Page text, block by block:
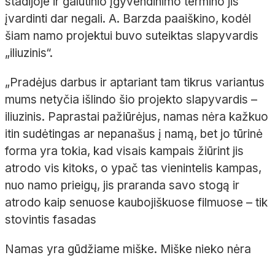
įvardinti dar negali. A. Barzda paaiškino, kodėl
šiam namo projektui buvo suteiktas slapyvardis
„iliuzinis“.
„Pradėjus darbus ir aptariant tam tikrus variantus
mums netyčia išlindo šio projekto slapyvardis –
iliuzinis. Paprastai pažiūrėjus, namas nėra kažkuo
itin sudėtingas ar nepanašus į namą, bet jo tūrinė
forma yra tokia, kad visais kampais žiūrint jis
atrodo vis kitoks, o ypač tas vienintelis kampas,
nuo namo prieigų, jis praranda savo stogą ir
atrodo kaip senuose kaubojiškuose filmuose – tik
stovintis fasadas
Namas yra gūdžiame miške. Miške nieko nėra